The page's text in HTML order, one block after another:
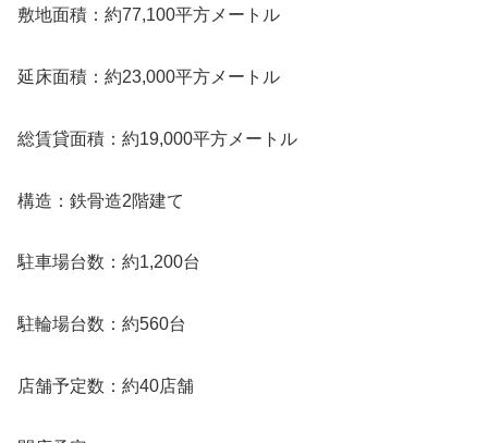
敷地面積：約77,100平方メートル
延床面積：約23,000平方メートル
総賃貸面積：約19,000平方メートル
構造：鉄骨造2階建て
駐車場台数：約1,200台
駐輪場台数：約560台
店舗予定数：約40店舗